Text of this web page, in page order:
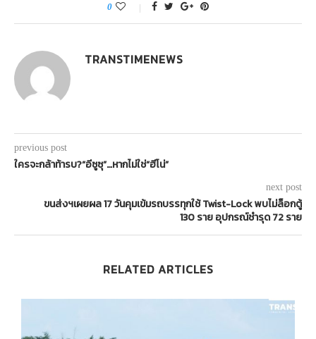
0
TRANSTIMENEWS
previous post
ใครจะกล้าท้ารบ?“อีซูซุ”…หากไม่ใช่“ฮีโน่”
next post
ขนส่งฯเผยผล 17 วันคุมเข้มรถบรรทุกใช้ Twist-Lock พบไม่ล็อกตู้
130 ราย อุปกรณ์ชำรุด 72 ราย
RELATED ARTICLES